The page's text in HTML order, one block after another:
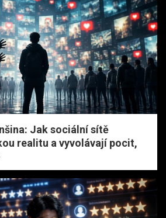
Jak sociální sítě
realitu a vyvolávají pocit,